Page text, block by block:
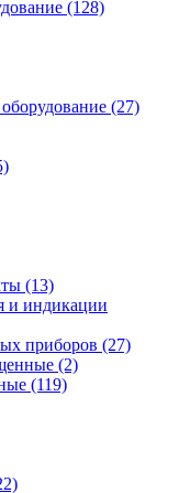
(128)
(27)
(13)
и индикации
приборов (27)
(2)
(119)